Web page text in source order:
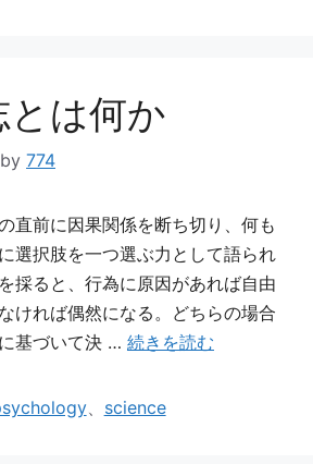
とは何か
by 774
直前に因果関係を断ち切り、何も
選択肢を一つ選ぶ力として語られ
採ると、行為に原因があれば自由
ければ偶然になる。どちらの場合
基づいて決 … 続きを読む
、 science